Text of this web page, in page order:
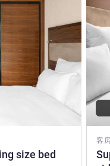
size bed
客